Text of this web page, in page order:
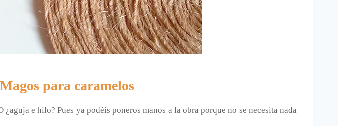
para caramelos
e hilo? Pues ya podéis poneros manos a la obra porque no se necesita nada